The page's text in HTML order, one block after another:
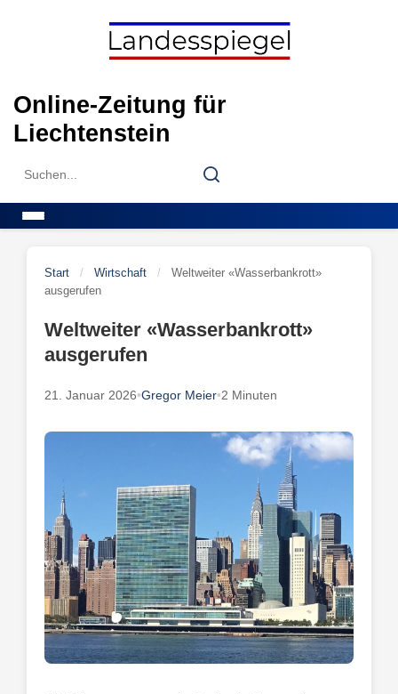
Online-Zeitung für
Liechtenstein
Search
Search
Start / Wirtschaft /
Weltweiter «Wasserbankrott»
ausgerufen
Weltweiter «Wasserbankrott»
ausgerufen
21. Januar 2026•Gregor Meier•2 Minuten